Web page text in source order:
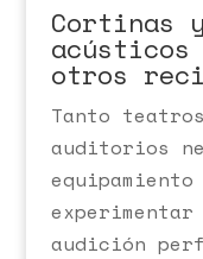
Cortinas
otros
Tanto
auditorios
audición